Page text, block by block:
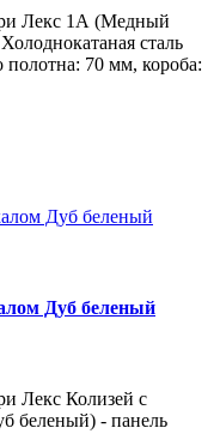
Лекс 1А (Медный
сталь
70 мм, короба:
Дуб беленый
Лекс Колизей с
беленый) - панель